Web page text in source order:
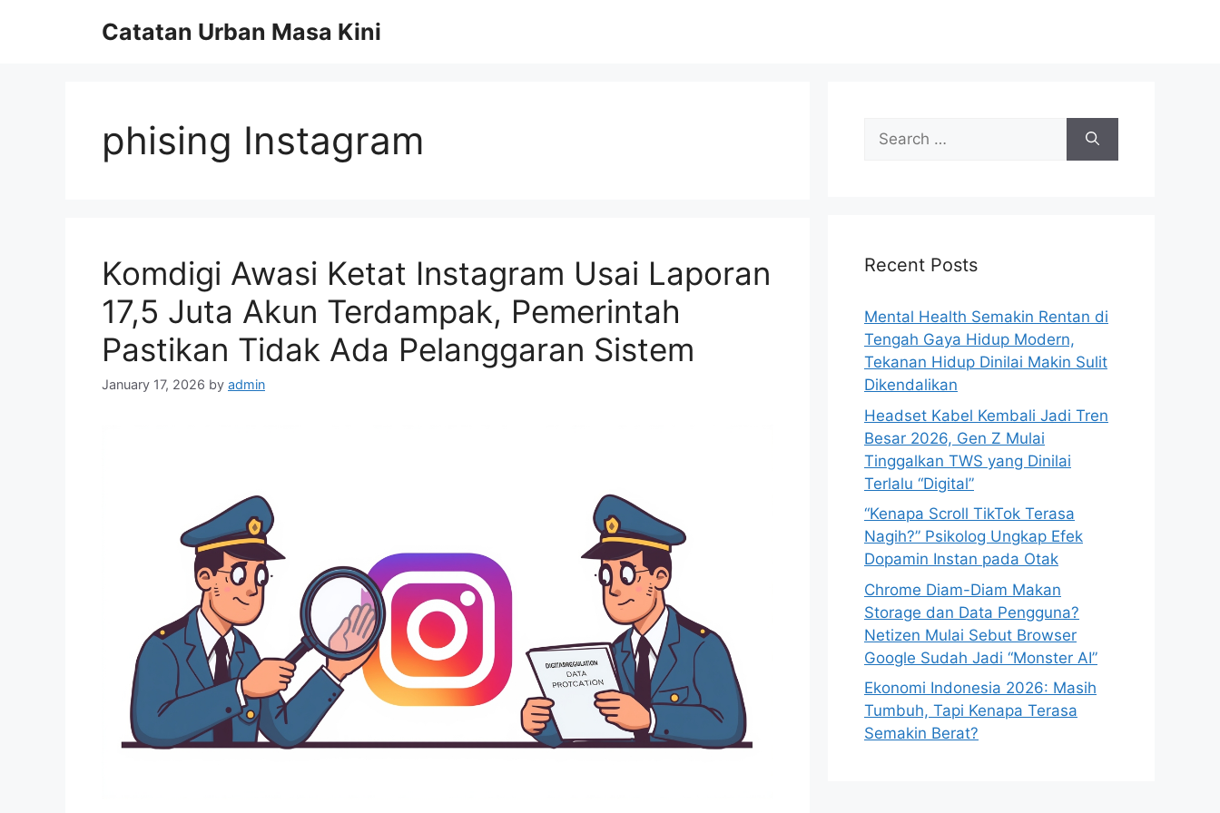
Catatan Urban Masa Kini
phising Instagram
Komdigi Awasi Ketat Instagram Usai Laporan
17,5 Juta Akun Terdampak, Pemerintah
Pastikan Tidak Ada Pelanggaran Sistem
January 17, 2026 by admin
f
r
:
Recent Posts
Mental Health Semakin Rentan di
Tengah Gaya Hidup Modern,
Tekanan Hidup Dinilai Makin Sulit
Dikendalikan
Headset Kabel Kembali Jadi Tren
Besar 2026, Gen Z Mulai
Tinggalkan TWS yang Dinilai
Terlalu “Digital”
“Kenapa Scroll TikTok Terasa
Nagih?” Psikolog Ungkap Efek
Dopamin Instan pada Otak
Chrome Diam-Diam Makan
Storage dan Data Pengguna?
Netizen Mulai Sebut Browser
Google Sudah Jadi “Monster AI”
Ekonomi Indonesia 2026: Masih
Tumbuh, Tapi Kenapa Terasa
Semakin Berat?